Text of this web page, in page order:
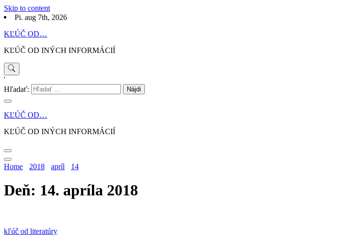
Skip to content
Pi. aug 7th, 2026
KĽÚČ OD…
KĽÚČ OD INÝCH INFORMÁCIÍ
'
Hľadať:
KĽÚČ OD…
KĽÚČ OD INÝCH INFORMÁCIÍ
Home 2018 apríl 14
Deň: 14. apríla 2018
kľúč od literatúry